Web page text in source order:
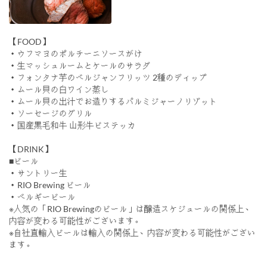
【FOOD】
・ウフマヨのポルチーニソースがけ
・生マッシュルームとケールのサラダ
・フォンタナ芋のベルジャンフリッツ 2種のディップ
・ムール貝の白ワイン蒸し
・ムール貝の出汁でお造りするパルミジャーノリゾット
・ソーセージのグリル
・国産黒毛和牛 山形牛ビステッカ
【DRINK】
■ビール
・サントリー生
・RIO Brewing ビール
・ベルギービール
※人気の「RIO Brewingのビール」は醸造スケジュールの関係上、
内容が変わる可能性がございます。
※自社直輸入ビールは輸入の関係上、内容が変わる可能性がござい
ます。